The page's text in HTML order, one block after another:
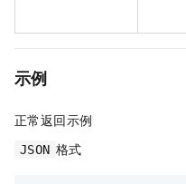
示例
正常返回示例
JSON 格式